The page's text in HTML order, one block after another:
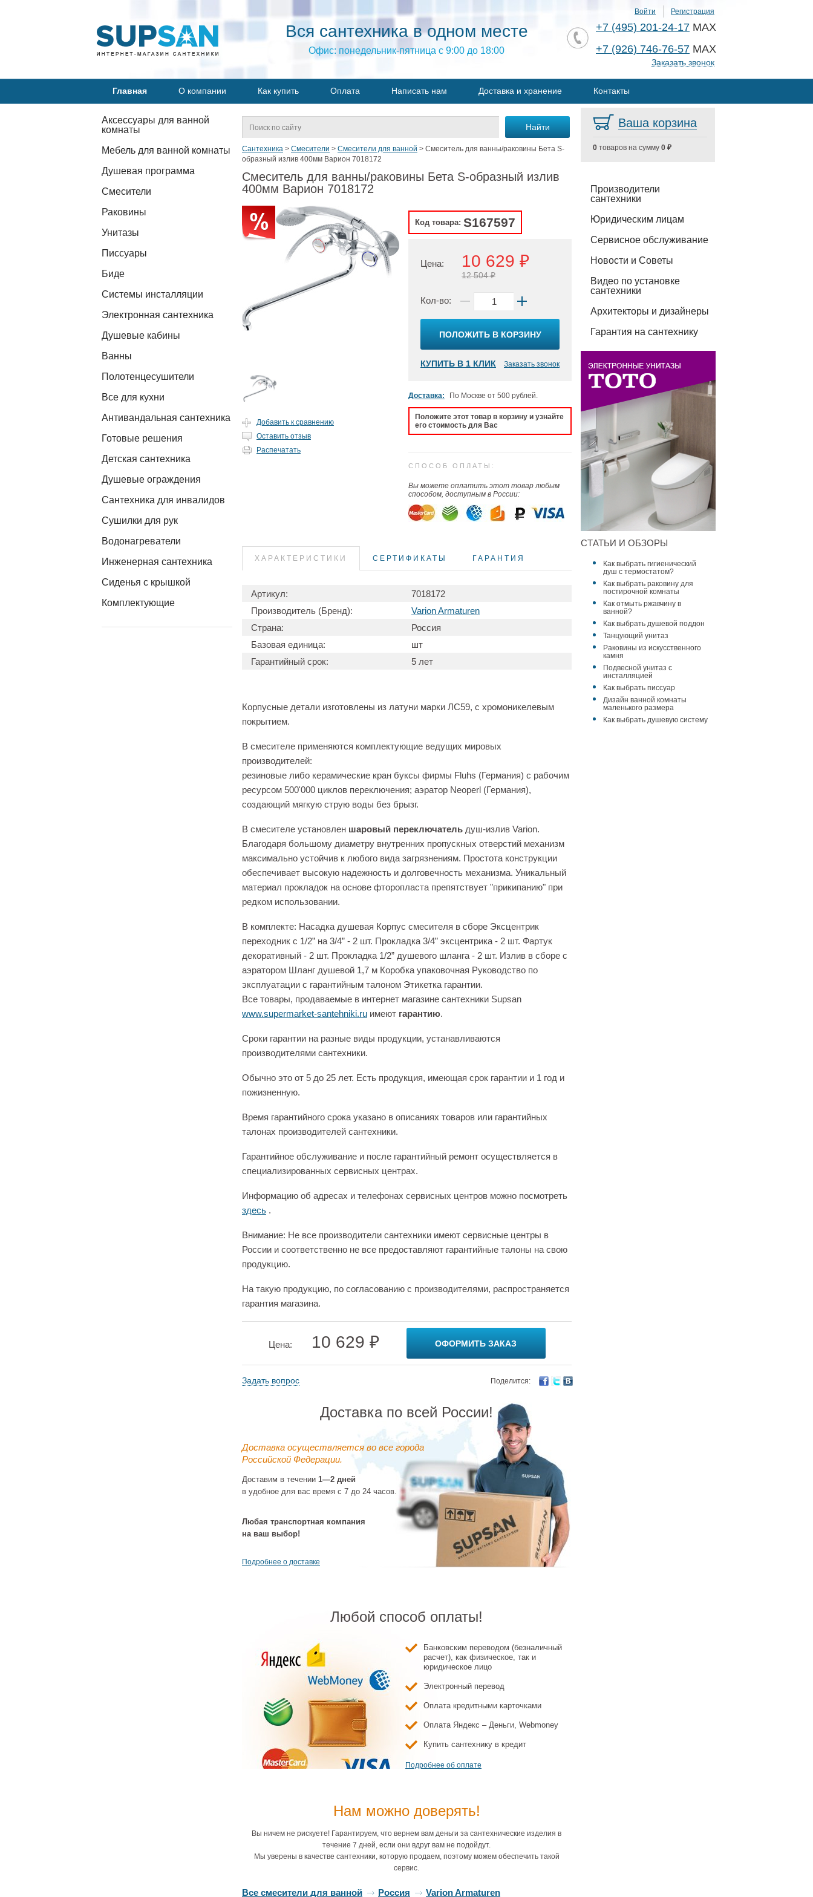
Вся сантехника в одном месте
Офис: понедельник-пятница с 9:00 до 18:00
Войти Регистрация
+7 (495) 201-24-17 MAX
+7 (926) 746-76-57 MAX
Заказать звонок
Главная О компании Как купить Оплата Написать нам Доставка и хранение Контакты
Аксессуары для ванной
комнаты
Мебель для ванной комнаты
Душевая программа
Смесители
Раковины
Унитазы
Писсуары
Биде
Системы инсталляции
Электронная сантехника
Душевые кабины
Ванны
Полотенцесушители
Все для кухни
Антивандальная сантехника
Готовые решения
Детская сантехника
Душевые ограждения
Сантехника для инвалидов
Сушилки для рук
Водонагреватели
Инженерная сантехника
Сиденья с крышкой
Комплектующие
Сантехника > Смесители > Смесители для ванной > Смеситель для ванны/раковины Бета S-
образный излив 400мм Варион 7018172
Смеситель для ванны/раковины Бета S-образный излив
400мм Варион 7018172
Добавить к сравнению
Оставить отзыв
Распечатать
Код товара: S167597
Цена: 10 629 ₽
12 504 ₽
Кол-во:
ПОЛОЖИТЬ В КОРЗИНУ
КУПИТЬ В 1 КЛИК Заказать звонок
Доставка: По Москве от 500 рублей.
Положите этот товар в корзину и узнайте
его стоимость для Вас
СПОСОБ ОПЛАТЫ:
Вы можете оплатить этот товар любым
способом, доступным в России:
ХАРАКТЕРИСТИКИ СЕРТИФИКАТЫ ГАРАНТИЯ
Артикул:
7018172
Производитель (Бренд):
Varion Armaturen
Страна:
Россия
Базовая единица:
шт
Гарантийный срок:
5 лет
Корпусные детали изготовлены из латуни марки ЛС59, с хромоникелевым
покрытием.
В смесителе применяются комплектующие ведущих мировых
производителей:
резиновые либо керамические кран буксы фирмы Fluhs (Германия) с рабочим
ресурсом 500'000 циклов переключения; аэратор Neoperl (Германия),
создающий мягкую струю воды без брызг.
В смесителе установлен шаровый переключатель душ-излив Varion.
Благодаря большому диаметру внутренних пропускных отверстий механизм
максимально устойчив к любого вида загрязнениям. Простота конструкции
обеспечивает высокую надежность и долговечность механизма. Уникальный
материал прокладок на основе фторопласта препятствует "прикипанию" при
редком использовании.
В комплекте: Насадка душевая Корпус смесителя в сборе Эксцентрик
переходник с 1/2” на 3/4” - 2 шт. Прокладка 3/4” эксцентрика - 2 шт. Фартук
декоративный - 2 шт. Прокладка 1/2” душевого шланга - 2 шт. Излив в сборе с
аэратором Шланг душевой 1,7 м Коробка упаковочная Руководство по
эксплуатации с гарантийным талоном Этикетка гарантии.
Все товары, продаваемые в интернет магазине сантехники Supsan
www.supermarket-santehniki.ru имеют гарантию.
Сроки гарантии на разные виды продукции, устанавливаются
производителями сантехники.
Обычно это от 5 до 25 лет. Есть продукция, имеющая срок гарантии и 1 год и
пожизненную.
Время гарантийного срока указано в описаниях товаров или гарантийных
талонах производителей сантехники.
Гарантийное обслуживание и после гарантийный ремонт осуществляется в
специализированных сервисных центрах.
Информацию об адресах и телефонах сервисных центров можно посмотреть
здесь .
Внимание: Не все производители сантехники имеют сервисные центры в
России и соответственно не все предоставляют гарантийные талоны на свою
продукцию.
На такую продукцию, по согласованию с производителями, распространяется
гарантия магазина.
Цена: 10 629 ₽ ОФОРМИТЬ ЗАКАЗ
Задать вопрос Поделится:
Доставка по всей России!
Доставка осуществляется во все города
Российской Федерации.
Доставим в течении 1—2 дней
в удобное для вас время с 7 до 24 часов.
Любая транспортная компания
на ваш выбор!
Подробнее о доставке
Любой способ оплаты!
Банковским переводом (безналичный
расчет), как физическое, так и
юридическое лицо
Электронный перевод
Оплата кредитными карточками
Оплата Яндекс – Деньги, Webmoney
Купить сантехнику в кредит
Подробнее об оплате
Нам можно доверять!
Вы ничем не рискуете! Гарантируем, что вернем вам деньги за сантехнические изделия в
течение 7 дней, если они вдруг вам не подойдут.
Мы уверены в качестве сантехники, которую продаем, поэтому можем обеспечить такой
сервис.
Все смесители для ванной Россия Varion Armaturen
Ваша корзина
0 товаров на сумму 0 ₽
Производители
сантехники
Юридическим лицам
Сервисное обслуживание
Новости и Советы
Видео по установке
сантехники
Архитекторы и дизайнеры
Гарантия на сантехнику
СТАТЬИ И ОБЗОРЫ
Как выбрать гигиенический
душ с термостатом?
Как выбрать раковину для
постирочной комнаты
Как отмыть ржавчину в
ванной?
Как выбрать душевой поддон
Танцующий унитаз
Раковины из искусственного
камня
Подвесной унитаз с
инсталляцией
Как выбрать писсуар
Дизайн ванной комнаты
маленького размера
Как выбрать душевую систему